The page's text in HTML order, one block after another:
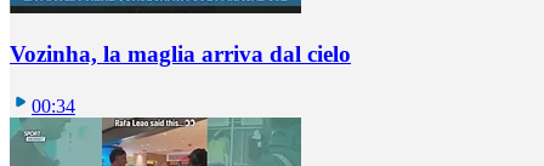
Vozinha, la maglia arriva dal cielo
00:34